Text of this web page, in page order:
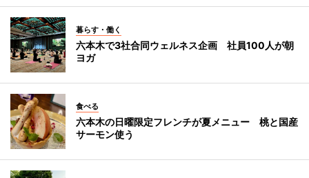
暮らす・働く
六本木で3社合同ウェルネス企画 社員100人が朝
ヨガ
食べる
六本木の日曜限定フレンチが夏メニュー 桃と国産
サーモン使う